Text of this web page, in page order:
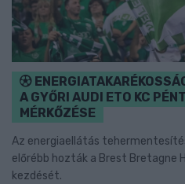
A GYŐRI AUDI ETO KC
MÉRKŐZÉSE
Az energiaellátás
előrébb hozták a Brest Bretagne
kezdését.